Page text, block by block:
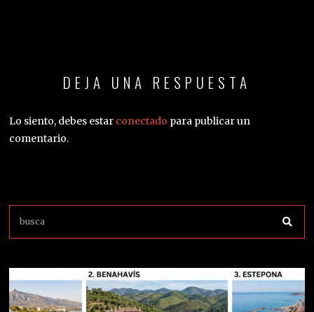
DEJA UNA RESPUESTA
Lo siento, debes estar conectado para publicar un
comentario.